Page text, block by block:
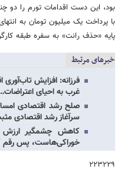
بود، این دست اقدامات تورم را دو
با پرداخت یک میلیون تومان به
پایه «حذف رانت» به سفره طبقه
خبرهای مرتبط
فرزانه: افزایش
غرب به احیای
صلح رشد اقتصادی
سرآغاز رشد اقتصادی
خوراکی‌هاست، پس رقم
۲۲۳۲۲۹